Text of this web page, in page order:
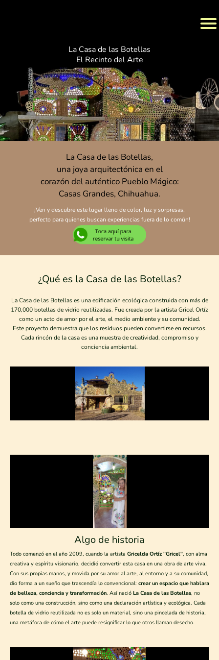
La Casa de las Botellas
El Recinto del Arte
La Casa de las Botellas,
una joya arquitectónica en el
corazón del auténtico Pueblo Mágico:
Casas Grandes, Chihuahua.
¡Ven y descubre este lugar lleno de color, luz y sorpresas,
perfecto para quienes buscan experiencias fuera de lo común!
¿Qué es la Casa de las Botellas?
La Casa de las Botellas es una edificación ecológica construida con más de
170,000 botellas de vidrio reutilizadas. Fue creada por la artista Gricel Ortíz
como un acto de amor por el arte, el medio ambiente y su comunidad.
Este proyecto demuestra que los residuos pueden convertirse en recursos.
Cada rincón de la casa es una muestra de creatividad, compromiso y
conciencia ambiental.
Algo de historia
Todo comenzó en el año 2009, cuando la artista Gricelda Ortíz "Gricel", con alma
creativa y espíritu visionario, decidió convertir esta casa en una obra de arte viva.
Con sus propias manos, y movida por su amor al arte, al entorno y a su comunidad,
dio forma a un sueño que trascendía lo convencional: crear un espacio que hablara
de belleza, conciencia y transformación. Así nació La Casa de las Botellas, no
solo como una construcción, sino como una declaración artística y ecológica. Cada
botella de vidrio reutilizada no es solo un material, sino una pincelada de historia,
una metáfora de cómo el arte puede resignificar lo que otros llaman desecho.